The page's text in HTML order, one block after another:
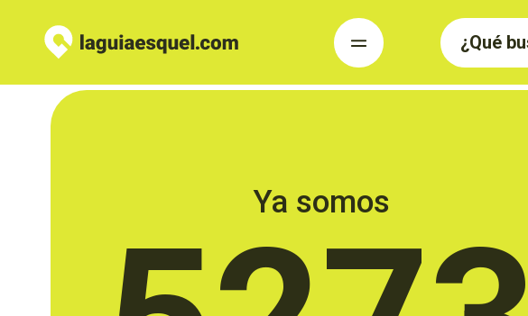
Ya somos